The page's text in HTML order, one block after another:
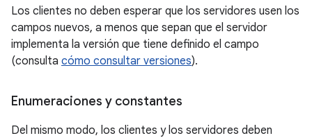
Los clientes no deben esperar que los servidores usen los
campos nuevos, a menos que sepan que el servidor
implementa la versión que tiene definido el campo
(consulta cómo consultar versiones).
Enumeraciones y constantes
Del mismo modo, los clientes y los servidores deben